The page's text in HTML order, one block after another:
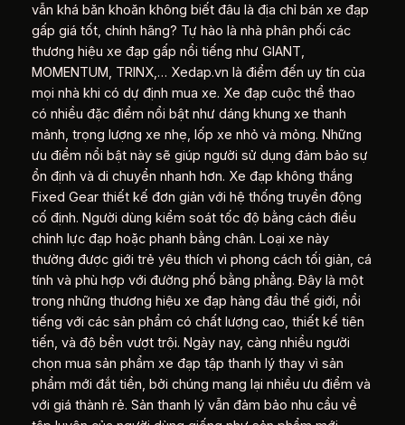
vẫn khá băn khoăn không biết đâu là địa chỉ bán xe đạp
gấp giá tốt, chính hãng? Tự hào là nhà phân phối các
thương hiệu xe đạp gấp nổi tiếng như GIANT,
MOMENTUM, TRINX,… Xedap.vn là điểm đến uy tín của
mọi nhà khi có dự định mua xe. Xe đạp cuộc thể thao
có nhiều đặc điểm nổi bật như dáng khung xe thanh
mảnh, trọng lượng xe nhẹ, lốp xe nhỏ và mỏng. Những
ưu điểm nổi bật này sẽ giúp người sử dụng đảm bảo sự
ổn định và di chuyển nhanh hơn. Xe đạp không thắng
Fixed Gear thiết kế đơn giản với hệ thống truyền động
cố định. Người dùng kiểm soát tốc độ bằng cách điều
chỉnh lực đạp hoặc phanh bằng chân. Loại xe này
thường được giới trẻ yêu thích vì phong cách tối giản, cá
tính và phù hợp với đường phố bằng phẳng. Đây là một
trong những thương hiệu xe đạp hàng đầu thế giới, nổi
tiếng với các sản phẩm có chất lượng cao, thiết kế tiên
tiến, và độ bền vượt trội. Ngày nay, càng nhiều người
chọn mua sản phẩm xe đạp tập thanh lý thay vì sản
phẩm mới đắt tiền, bởi chúng mang lại nhiều ưu điểm và
với giá thành rẻ. Sản thanh lý vẫn đảm bảo nhu cầu về